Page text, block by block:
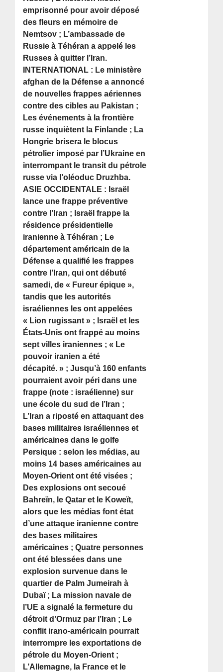
emprisonné pour avoir déposé
des fleurs en mémoire de
Nemtsov ; L’ambassade de
Russie à Téhéran a appelé les
Russes à quitter l’Iran.
INTERNATIONAL : Le ministère
afghan de la Défense a annoncé
de nouvelles frappes aériennes
contre des cibles au Pakistan ;
Les événements à la frontière
russe inquiètent la Finlande ; La
Hongrie brisera le blocus
pétrolier imposé par l’Ukraine en
interrompant le transit du pétrole
russe via l’oléoduc Druzhba.
ASIE OCCIDENTALE : Israël
lance une frappe préventive
contre l’Iran ; Israël frappe la
résidence présidentielle
iranienne à Téhéran ; Le
département américain de la
Défense a qualifié les frappes
contre l’Iran, qui ont débuté
samedi, de « Fureur épique »,
tandis que les autorités
israéliennes les ont appelées
« Lion rugissant » ; Israël et les
États-Unis ont frappé au moins
sept villes iraniennes ; « Le
pouvoir iranien a été
décapité. » ; Jusqu’à 160 enfants
pourraient avoir péri dans une
frappe (note : israélienne) sur
une école du sud de l’Iran ;
L’Iran a riposté en attaquant des
bases militaires israéliennes et
américaines dans le golfe
Persique : selon les médias, au
moins 14 bases américaines au
Moyen-Orient ont été visées ;
Des explosions ont secoué
Bahreïn, le Qatar et le Koweït,
alors que les médias font état
d’une attaque iranienne contre
des bases militaires
américaines ; Quatre personnes
ont été blessées dans une
explosion survenue dans le
quartier de Palm Jumeirah à
Dubaï ; La mission navale de
l’UE a signalé la fermeture du
détroit d’Ormuz par l’Iran ; Le
conflit irano-américain pourrait
interrompre les exportations de
pétrole du Moyen-Orient ;
L’Allemagne, la France et le